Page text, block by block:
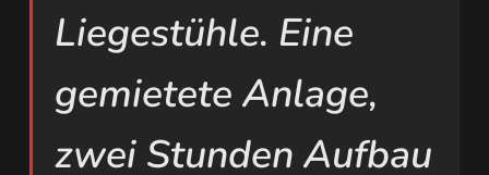
Liegestühle. Eine
gemietete Anlage,
zwei Stunden Aufbau